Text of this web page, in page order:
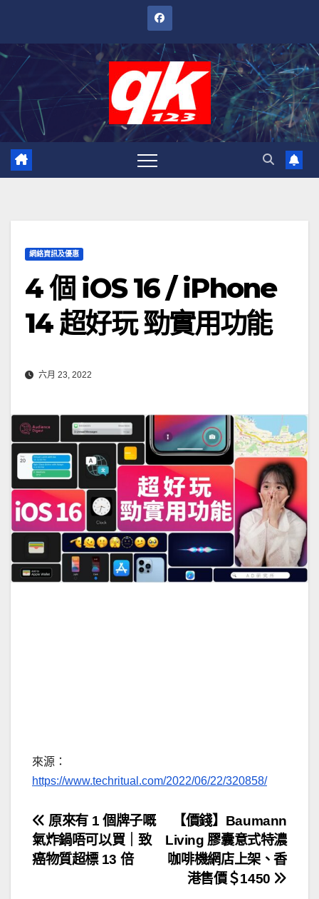
內
網絡資訊及優惠
4 個 iOS 16 / iPhone
14 超好玩 勁實用功能
六月 23, 2022
來源：
https://www.techritual.com/2022/06/22/320858/
文
章
【價錢】Baumann
Living 膠囊意式特濃
咖啡機網店上架、香
港售價＄1450
原來有 1 個牌子嘅
氣炸鍋唔可以買｜致
癌物質超標 13 倍